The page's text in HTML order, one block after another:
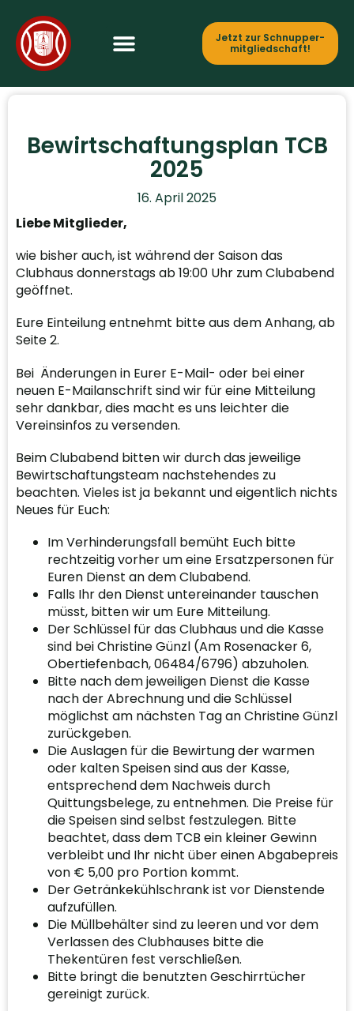
Jetzt zur Schnupper­
mitgliedschaft!
Bewirtschaftungsplan TCB
2025
16. April 2025
Liebe Mitglieder,
wie bisher auch, ist während der Saison das
Clubhaus donnerstags ab 19:00 Uhr zum Clubabend
geöffnet.
Eure Einteilung entnehmt bitte aus dem Anhang, ab
Seite 2.
Bei Änderungen in Eurer E-Mail- oder bei einer
neuen E-Mailanschrift sind wir für eine Mitteilung
sehr dankbar, dies macht es uns leichter die
Vereinsinfos zu versenden.
Beim Clubabend bitten wir durch das jeweilige
Bewirtschaftungsteam nachstehendes zu
beachten. Vieles ist ja bekannt und eigentlich nichts
Neues für Euch:
Im Verhinderungsfall bemüht Euch bitte
rechtzeitig vorher um eine Ersatzpersonen für
Euren Dienst an dem Clubabend.
Falls Ihr den Dienst untereinander tauschen
müsst, bitten wir um Eure Mitteilung.
Der Schlüssel für das Clubhaus und die Kasse
sind bei Christine Günzl (Am Rosenacker 6,
Obertiefenbach, 06484/6796) abzuholen.
Bitte nach dem jeweiligen Dienst die Kasse
nach der Abrechnung und die Schlüssel
möglichst am nächsten Tag an Christine Günzl
zurückgeben.
Die Auslagen für die Bewirtung der warmen
oder kalten Speisen sind aus der Kasse,
entsprechend dem Nachweis durch
Quittungsbelege, zu entnehmen. Die Preise für
die Speisen sind selbst festzulegen. Bitte
beachtet, dass dem TCB ein kleiner Gewinn
verbleibt und Ihr nicht über einen Abgabepreis
von € 5,00 pro Portion kommt.
Der Getränkekühlschrank ist vor Dienstende
aufzufüllen.
Die Müllbehälter sind zu leeren und vor dem
Verlassen des Clubhauses bitte die
Thekentüren fest verschließen.
Bitte bringt die benutzten Geschirrtücher
gereinigt zurück.